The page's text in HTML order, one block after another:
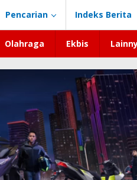
Pencarian Indeks Berita
Olahraga Ekbis